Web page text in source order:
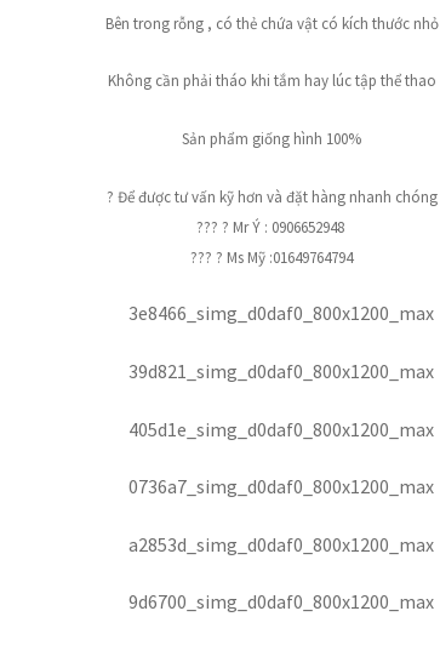
Bên trong rỗng , có thẻ chứa vật có kích thước nhỏ
Không cần phải tháo khi tắm hay lúc tập thể thao
Sản phẩm giống hình 100%
? Để được tư vấn kỹ hơn và đặt hàng nhanh chóng
??? ? Mr Ý : 0906652948
??? ? Ms Mỹ :01649764794